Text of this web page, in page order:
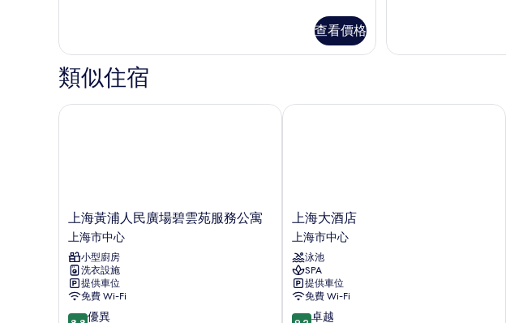
詳
情
查看價格
類似住宿
上
海
黃
浦
人
民
廣
場
上海黃浦人民廣場碧雲苑服務公寓
上海市中心
小型廚房
洗衣設施
提供車位
免費 Wi-Fi
8.8 優異
上海黃浦人民廣場碧雲苑服務公寓
上
海
大
酒
店
上
海
市
上海大酒店
上海市中心
泳池
SPA
提供車位
免費 Wi-Fi
9.2 卓越
上海大酒店